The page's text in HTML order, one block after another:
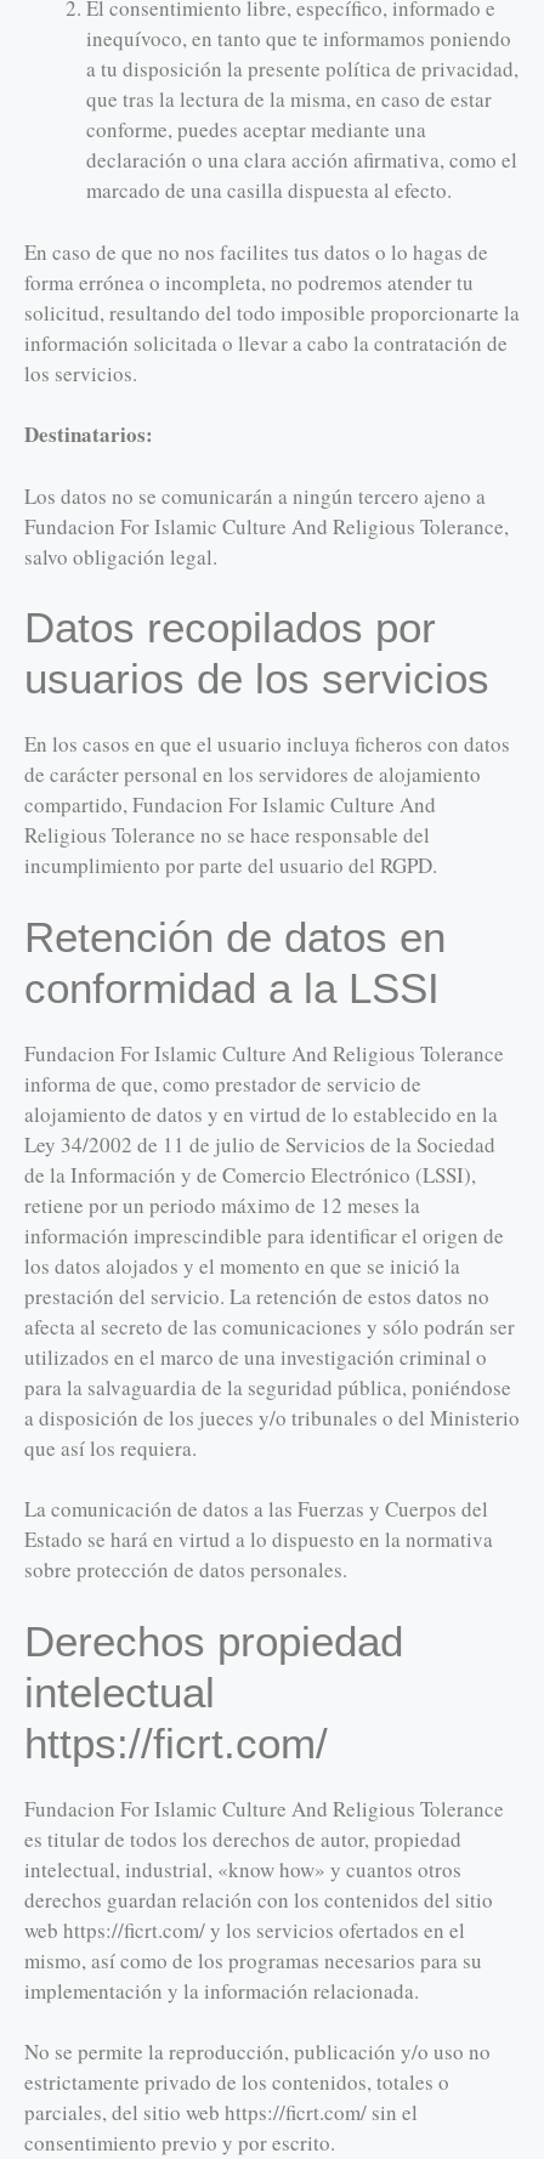
El consentimiento libre, específico, informado e
inequívoco, en tanto que te informamos poniendo
a tu disposición la presente política de privacidad,
que tras la lectura de la misma, en caso de estar
conforme, puedes aceptar mediante una
declaración o una clara acción afirmativa, como el
marcado de una casilla dispuesta al efecto.
En caso de que no nos facilites tus datos o lo hagas de
forma errónea o incompleta, no podremos atender tu
solicitud, resultando del todo imposible proporcionarte la
información solicitada o llevar a cabo la contratación de
los servicios.
Destinatarios:
Los datos no se comunicarán a ningún tercero ajeno a
Fundacion For Islamic Culture And Religious Tolerance,
salvo obligación legal.
Datos recopilados por
usuarios de los servicios
En los casos en que el usuario incluya ficheros con datos
de carácter personal en los servidores de alojamiento
compartido, Fundacion For Islamic Culture And
Religious Tolerance no se hace responsable del
incumplimiento por parte del usuario del RGPD.
Retención de datos en
conformidad a la LSSI
Fundacion For Islamic Culture And Religious Tolerance
informa de que, como prestador de servicio de
alojamiento de datos y en virtud de lo establecido en la
Ley 34/2002 de 11 de julio de Servicios de la Sociedad
de la Información y de Comercio Electrónico (LSSI),
retiene por un periodo máximo de 12 meses la
información imprescindible para identificar el origen de
los datos alojados y el momento en que se inició la
prestación del servicio. La retención de estos datos no
afecta al secreto de las comunicaciones y sólo podrán ser
utilizados en el marco de una investigación criminal o
para la salvaguardia de la seguridad pública, poniéndose
a disposición de los jueces y/o tribunales o del Ministerio
que así los requiera.
La comunicación de datos a las Fuerzas y Cuerpos del
Estado se hará en virtud a lo dispuesto en la normativa
sobre protección de datos personales.
Derechos propiedad
intelectual
https://ficrt.com/
Fundacion For Islamic Culture And Religious Tolerance
es titular de todos los derechos de autor, propiedad
intelectual, industrial, «know how» y cuantos otros
derechos guardan relación con los contenidos del sitio
web https://ficrt.com/ y los servicios ofertados en el
mismo, así como de los programas necesarios para su
implementación y la información relacionada.
No se permite la reproducción, publicación y/o uso no
estrictamente privado de los contenidos, totales o
parciales, del sitio web https://ficrt.com/ sin el
consentimiento previo y por escrito.